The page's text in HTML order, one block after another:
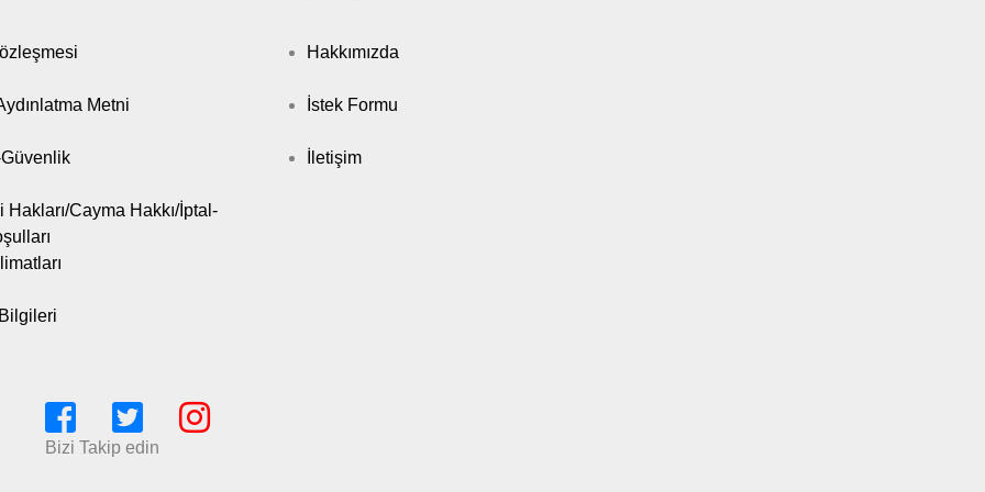
Metni
Hakları/Cayma Hakkı/İptal-
Hakkımızda
İstek Formu
İletişim
Bizi Takip edin